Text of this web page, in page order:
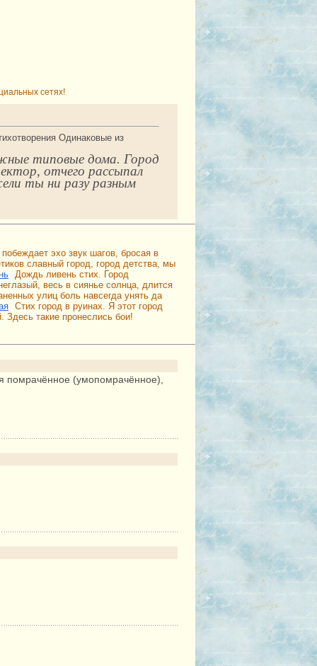
сетях!
Одинаковые из
типовые дома. Город
отчего рассыпал
ты ни разу разным
эхо звук шагов, бросая в
славный город, город детства, мы
Дождь ливень стих. Город
весь в сиянье солнца, длится
улиц боль навсегда унять да
Стих город в руинах. Я этот город
Здесь такие пронеслись бои!
помрачённое (умопомрачённое),